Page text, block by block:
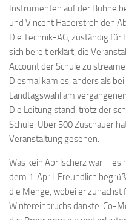
Instrumenten auf der Bühne
und Vincent Haberstroh den
Die Technik-AG, zuständig für
sich bereit erklärt, die
Account der Schule zu
Diesmal kam es, anders als
Landtagswahl am
Die Leitung stand, trotz der
Schule. Über 500 Zuschauer
Veranstaltung gesehen.
Was kein Aprilscherz war – es
dem 1. April. Freundlich
die Menge, wobei er
Wintereinbruchs dankte. Co-